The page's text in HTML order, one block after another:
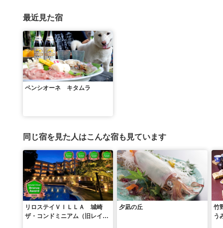
最近見た宿
ペンシオーネ キタムラ
同じ宿を見た人はこんな宿も見ています
リロステイＶＩＬＬＡ 城崎
ザ・コンドミニアム（旧レイセ
夕凪の丘
竹
う